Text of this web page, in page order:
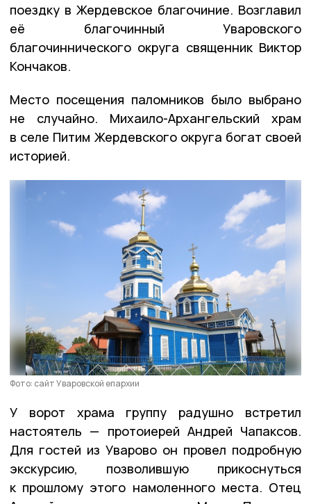
поездку в Жердевское благочиние. Возглавил
её благочинный Уваровского
благочиннического округа священник Виктор
Кончаков.
Место посещения паломников было выбрано
не случайно. Михаило-Архангельский храм
в селе Питим Жердевского округа богат своей
историей.
Фото: сайт Уваровской епархии
У ворот храма группу радушно встретил
настоятель — протоиерей Андрей Чапаксов.
Для гостей из Уварово он провел подробную
экскурсию, позволившую прикоснуться
к прошлому этого намоленного места. Отец